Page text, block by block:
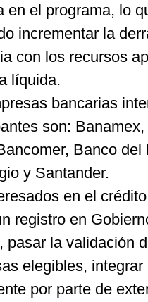
en el programa, lo
incrementar la
con los recursos
líquida.
bancarias
son:
Banco del
y Santander.
en el
registro en
pasar la validación
elegibles, integrar
por parte de